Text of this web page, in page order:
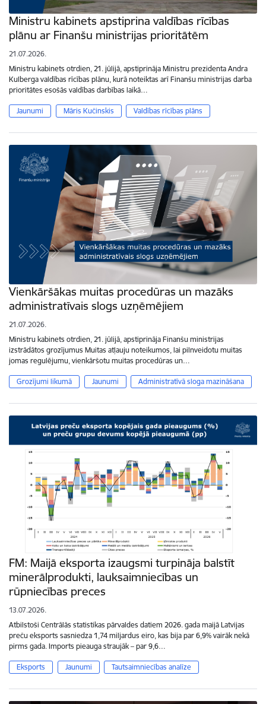
Ministru kabinets apstiprina valdības rīcības
plānu ar Finanšu ministrijas prioritātēm
21.07.2026.
Ministru kabinets otrdien, 21. jūlijā, apstiprināja Ministru prezidenta Andra
Kulberga valdības rīcības plānu, kurā noteiktas arī Finanšu ministrijas darba
prioritātes esošās valdības darbības laikā…
Jaunumi Māris Kučinskis Valdības rīcības plāns
Vienkāršākas muitas procedūras un mazāks
administratīvais slogs uzņēmējiem
21.07.2026.
Ministru kabinets otrdien, 21. jūlijā, apstiprināja Finanšu ministrijas
izstrādātos grozījumus Muitas atļauju noteikumos, lai pilnveidotu muitas
jomas regulējumu, vienkāršotu muitas procedūras un…
Grozījumi likumā Jaunumi Administratīvā sloga mazināšana
FM: Maijā eksporta izaugsmi turpināja balstīt
minerālprodukti, lauksaimniecības un
rūpniecības preces
13.07.2026.
Atbilstoši Centrālās statistikas pārvaldes datiem 2026. gada maijā Latvijas
preču eksports sasniedza 1,74 miljardus eiro, kas bija par 6,9% vairāk nekā
pirms gada. Imports pieauga straujāk – par 9,6…
Eksports Jaunumi Tautsaimniecības analīze